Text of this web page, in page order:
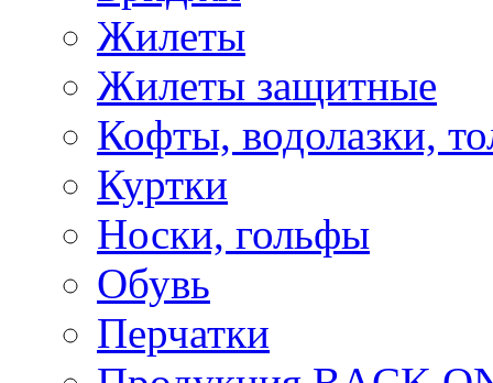
Жилеты
Жилеты защитные
Кофты, водолазки,
Куртки
Носки, гольфы
Обувь
Перчатки